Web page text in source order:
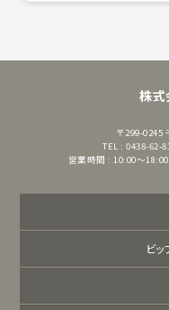
株式
〒299-0245
TEL : 0438-62-
営業時間 : 10:00～
ビ